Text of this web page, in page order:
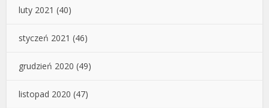
luty 2021 (40)
styczeń 2021 (46)
grudzień 2020 (49)
listopad 2020 (47)